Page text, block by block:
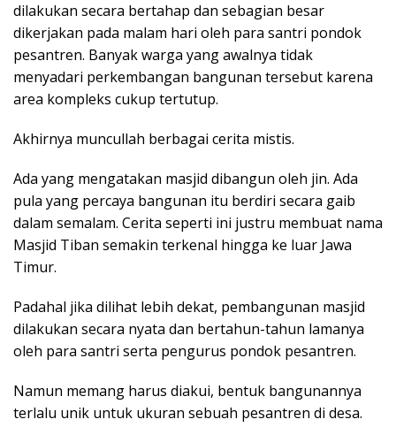
dilakukan secara bertahap dan sebagian besar
dikerjakan pada malam hari oleh para santri pondok
pesantren. Banyak warga yang awalnya tidak
menyadari perkembangan bangunan tersebut karena
area kompleks cukup tertutup.
Akhirnya muncullah berbagai cerita mistis.
Ada yang mengatakan masjid dibangun oleh jin. Ada
pula yang percaya bangunan itu berdiri secara gaib
dalam semalam. Cerita seperti ini justru membuat nama
Masjid Tiban semakin terkenal hingga ke luar Jawa
Timur.
Padahal jika dilihat lebih dekat, pembangunan masjid
dilakukan secara nyata dan bertahun-tahun lamanya
oleh para santri serta pengurus pondok pesantren.
Namun memang harus diakui, bentuk bangunannya
terlalu unik untuk ukuran sebuah pesantren di desa.